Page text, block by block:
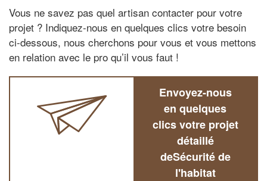
Vous ne savez pas quel artisan contacter pour votre
projet ? Indiquez-nous en quelques clics votre besoin
ci-dessous, nous cherchons pour vous et vous mettons
en relation avec le pro qu’il vous faut !
Envoyez-nous
en quelques
clics votre projet
détaillé
deSécurité de
l'habitat